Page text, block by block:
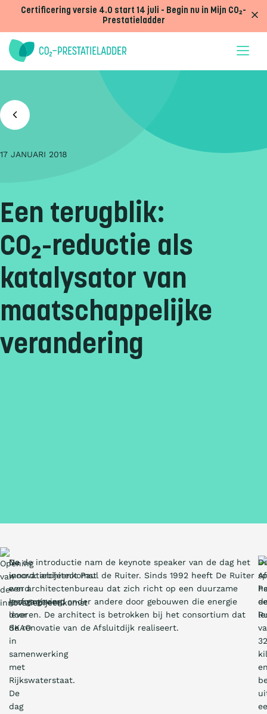
Certificering versie 4.0 start 14 juli - Begin nu in Mijn CO₂-
Prestatieladder
17 JANUARI 2018
Een terugblik:
CO₂-reductie als
katalysator van
maatschappelijke
verandering
De
innovatiebijeenkomst
werd
georganiseerd
door
SKAO
in
samenwerking
met
Rijkswaterstaat.
De
dag
Na de introductie nam de keynote speaker van de dag het
woord: architect Paul de Ruiter. Sinds 1992 heeft De Ruiter
een architectenbureau dat zich richt op een duurzame
leefomgeving, onder andere door gebouwen die energie
leveren. De architect is betrokken bij het consortium dat
de renovatie van de Afsluitdijk realiseert.
32